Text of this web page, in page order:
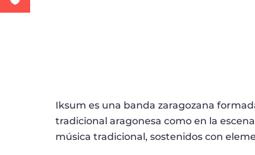
Iksum es una banda zaragozana
tradicional aragonesa como en la
música tradicional, sostenidos con